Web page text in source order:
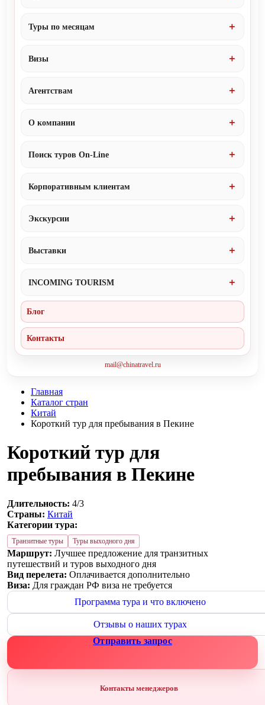
Туры по месяцам
Визы
Агентствам
О компании
Поиск туров On-Line
Корпоративным клиентам
Экскурсии
Выставки
INCOMING TOURISM
Блог
Контакты
mail@chinatravel.ru
Главная
Каталог стран
Китай
Короткий тур для пребывания в Пекине
Короткий тур для
пребывания в Пекине
Длительность: 4/3
Страны: Китай
Категории тура:
Транзитные туры Туры выходного дня
Маршрут: Лучшее предложение для транзитных
путешествий и туров выходного дня
Вид перелета: Оплачивается дополнительно
Виза: Для граждан РФ виза не требуется
Программа тура и что включено
Отзывы о наших турах
Отправить запрос
Контакты менеджеров